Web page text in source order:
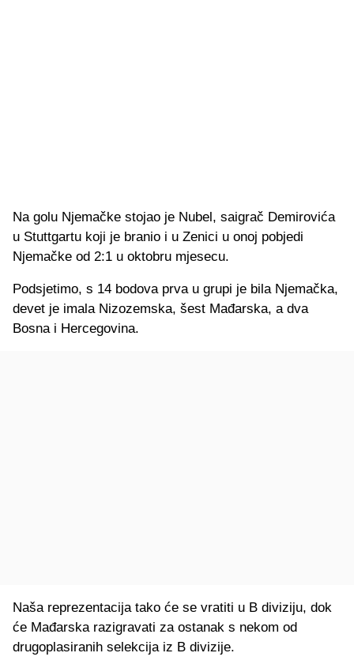
Na golu Njemačke stojao je Nubel, saigrač Demirovića
u Stuttgartu koji je branio i u Zenici u onoj pobjedi
Njemačke od 2:1 u oktobru mjesecu.
Podsjetimo, s 14 bodova prva u grupi je bila Njemačka,
devet je imala Nizozemska, šest Mađarska, a dva
Bosna i Hercegovina.
Naša reprezentacija tako će se vratiti u B diviziju, dok
će Mađarska razigravati za ostanak s nekom od
drugoplasiranih selekcija iz B divizije.